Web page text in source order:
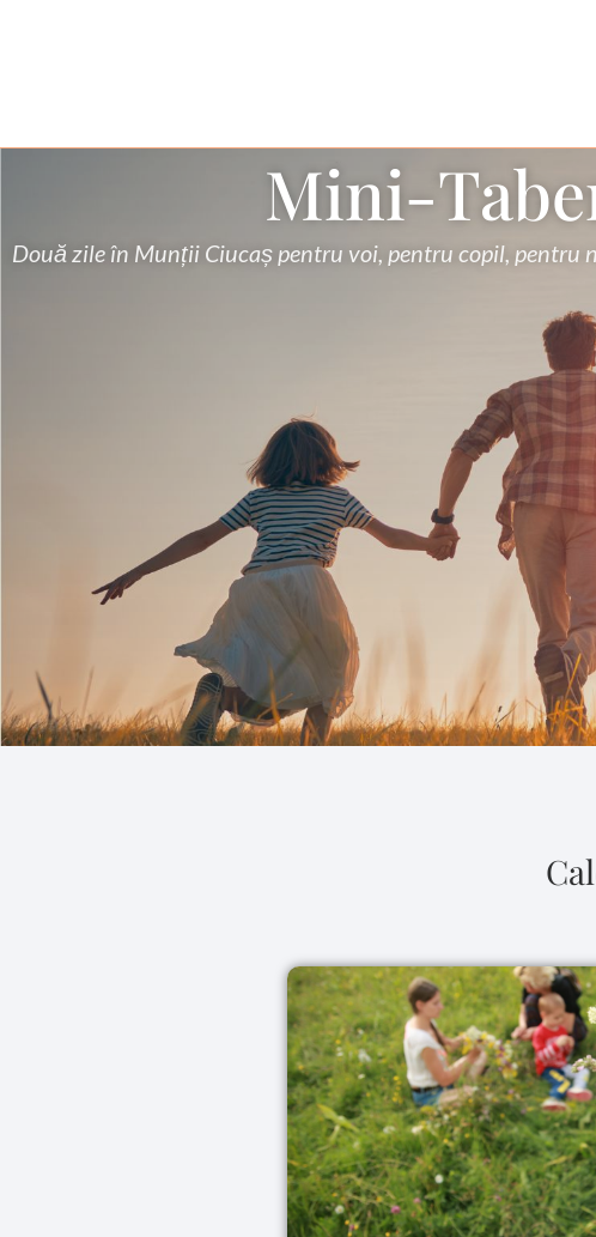
Mini-
Două zile în Munții Ciucaș pentru voi, pentru copil, pentru